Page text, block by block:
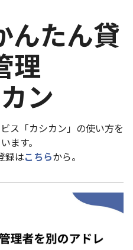
んたん貸
理
ン
ス「カシカン」の使い方を
ます。
録はこちらから。